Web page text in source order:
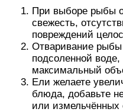
При выборе рыбы
свежесть,
повреждений
Отваривание рыбы
подсоленной
максимальный
Ели желаете
блюда, добавьте
или измельчённых